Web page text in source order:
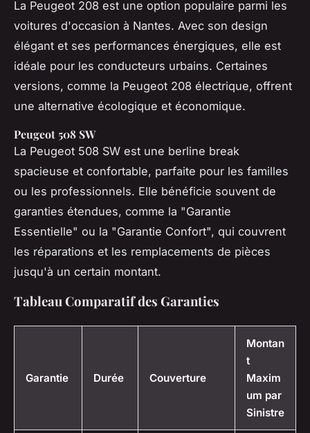
La Peugeot 208 est une option populaire parmi les
voitures d'occasion à Nantes. Avec son design
élégant et ses performances énergiques, elle est
idéale pour les conducteurs urbains. Certaines
versions, comme la Peugeot 208 électrique, offrent
une alternative écologique et économique.
Peugeot 508 SW
La Peugeot 508 SW est une berline break
spacieuse et confortable, parfaite pour les familles
ou les professionnels. Elle bénéficie souvent de
garanties étendues, comme la "Garantie
Essentielle" ou la "Garantie Confort", qui couvrent
les réparations et les remplacements de pièces
jusqu'à un certain montant.
Tableau Comparatif des Garanties
Garantie Durée Couverture
Montan
t
Maxim
um par
Sinistre